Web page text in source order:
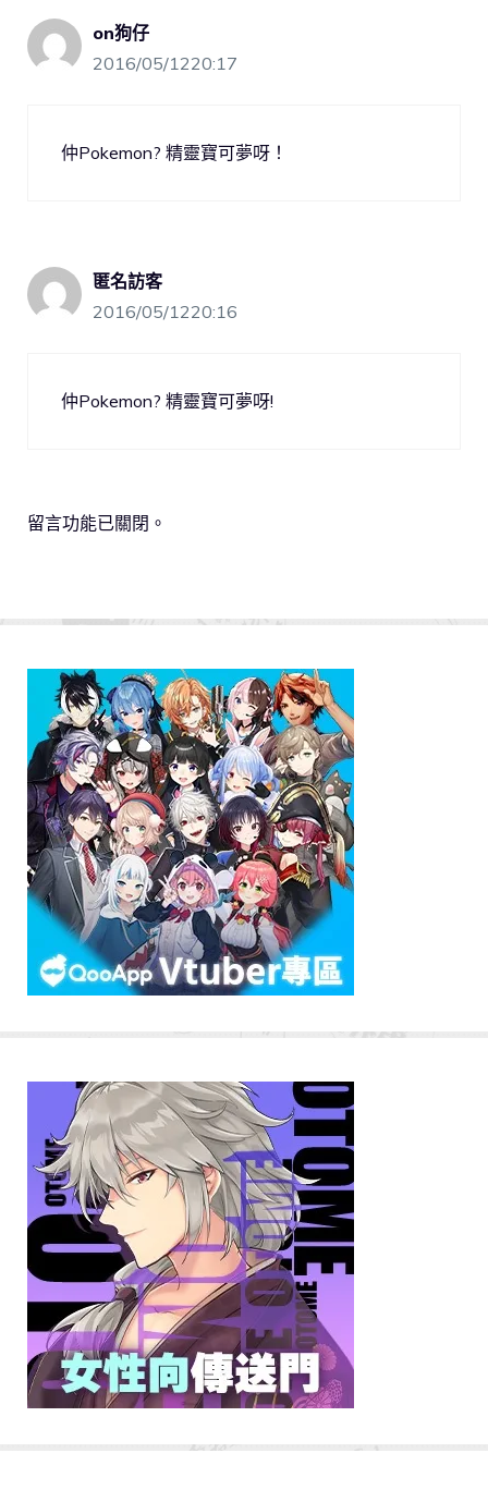
on狗仔
2016/05/1220:17
仲Pokemon? 精靈寶可夢呀！
匿名訪客
2016/05/1220:16
仲Pokemon? 精靈寶可夢呀!
留言功能已關閉。